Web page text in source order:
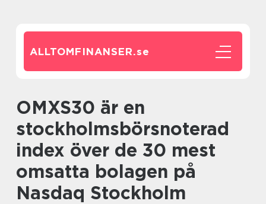
ALLTOMFINANSER.se
OMXS30 är en
stockholmsbörsnoterad
index över de 30 mest
omsatta bolagen på
Nasdaq Stockholm